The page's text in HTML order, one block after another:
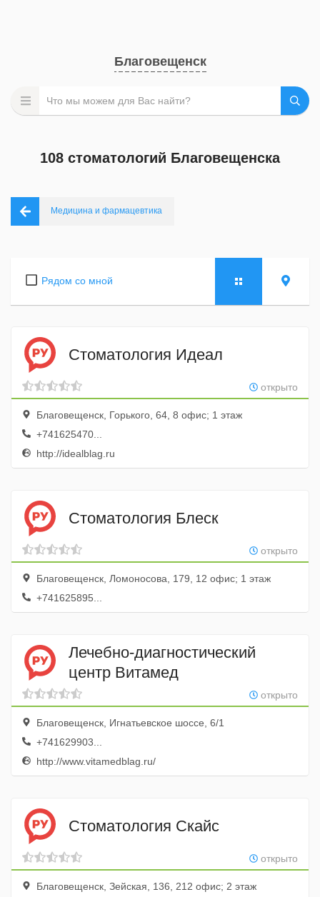
Благовещенск
108 стоматологий Благовещенска
Медицина и фармацевтика
Рядом со мной
Стоматология Идеал
открыто
Благовещенск, Горького, 64, 8 офис; 1 этаж
+741625470...
http://idealblag.ru
Стоматология Блеск
открыто
Благовещенск, Ломоносова, 179, 12 офис; 1 этаж
+741625895...
Лечебно-диагностический
центр Витамед
открыто
Благовещенск, Игнатьевское шоссе, 6/1
+741629903...
http://www.vitamedblag.ru/
Стоматология Скайс
открыто
Благовещенск, Зейская, 136, 212 офис; 2 этаж